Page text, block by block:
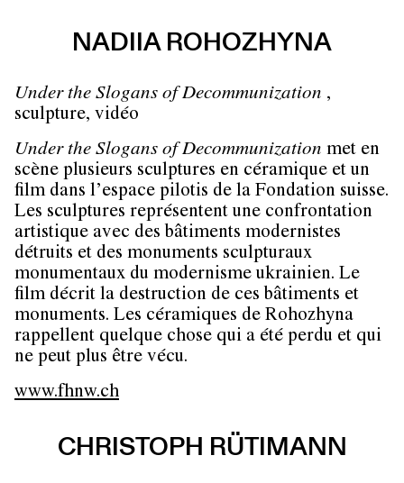
NADIIA ROHOZHYNA
Under the Slogans of Decommunization ,
sculpture, vidéo
Under the Slogans of Decommunization met en
scène plusieurs sculptures en céramique et un
film dans l’espace pilotis de la Fondation suisse.
Les sculptures représentent une confrontation
artistique avec des bâtiments modernistes
détruits et des monuments sculpturaux
monumentaux du modernisme ukrainien. Le
film décrit la destruction de ces bâtiments et
monuments. Les céramiques de Rohozhyna
rappellent quelque chose qui a été perdu et qui
ne peut plus être vécu.
www.fhnw.ch
CHRISTOPH RÜTIMANN